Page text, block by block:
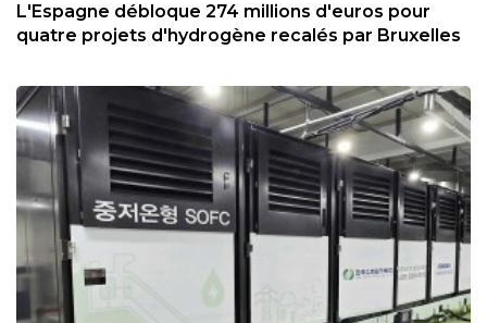
L'Espagne débloque 274 millions d'euros pour
quatre projets d'hydrogène recalés par Bruxelles